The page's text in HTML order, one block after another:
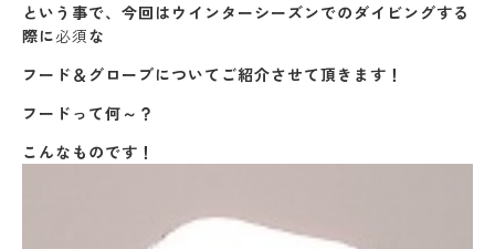
という事で、今回はウインターシーズンでのダイビングする
際に必須な
フード＆グローブについてご紹介させて頂きます！
フードって何～？
こんなものです！